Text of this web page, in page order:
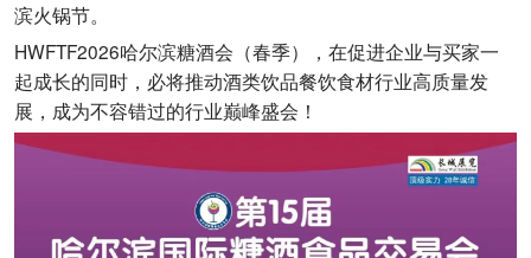
滨火锅节。
HWFTF2026哈尔滨糖酒会（春季），在促进企业与买家一
起成长的同时，必将推动酒类饮品餐饮食材行业高质量发
展，成为不容错过的行业巅峰盛会！